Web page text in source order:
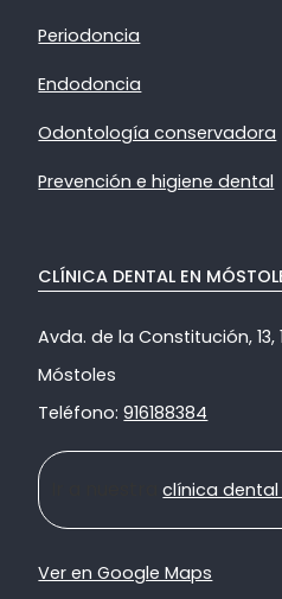
Periodoncia
Endodoncia
Odontología conservadora
Prevención e higiene dental
CLÍNICA DENTAL EN
Avda. de la Constitución, 13,
Móstoles
Teléfono:916188384
Ir a nuestraclínica dental
Ver en Google Maps